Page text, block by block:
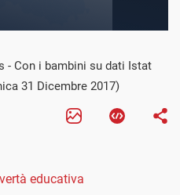
- Con i bambini su dati Istat
31 Dicembre 2017)
educativa